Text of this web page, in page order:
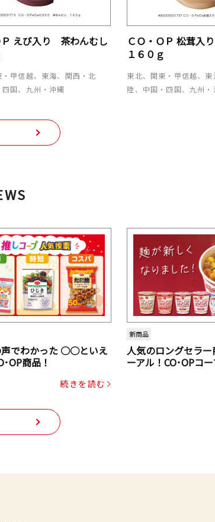
Ｐ えび入り 茶わんむし
・甲信越、東海、関西・北
国、九州・沖縄
ＣＯ・ＯＰ 松茸入
１６０ｇ
東北、関東・甲信越、
陸、中国・四国、九州・
声でわかった ○○といえ
OP商品！
続きを読む
新商品
人気のロングセラ
ーアル！CO･OPコ